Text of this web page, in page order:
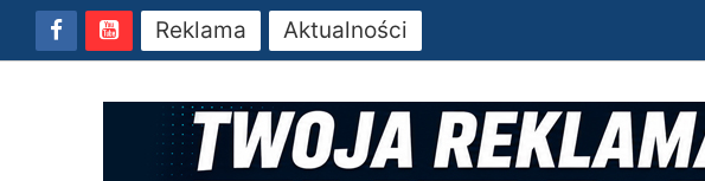
Reklama Aktualności